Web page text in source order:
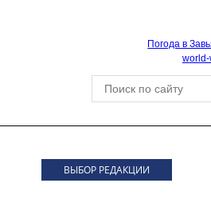
Погода в
world-
ВЫБОР РЕДАКЦИИ